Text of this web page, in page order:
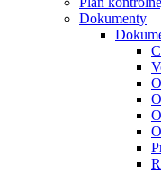
Dokumenty